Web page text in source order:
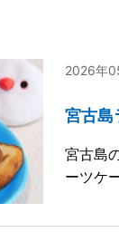
2026年
宮古島
宮古島
ーツケ